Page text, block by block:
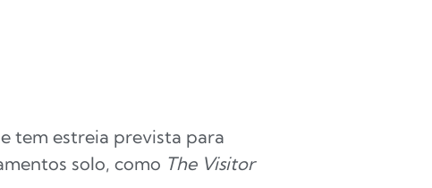
tem estreia prevista para
solo, como The Visitor